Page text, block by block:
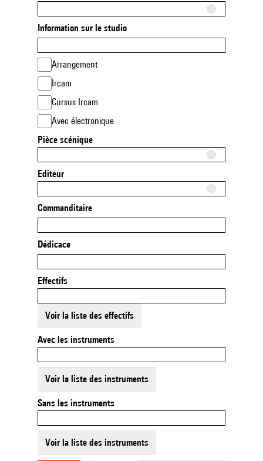
Information sur le studio
Arrangement
Ircam
Cursus Ircam
Avec électronique
Pièce scénique
Editeur
Commanditaire
Dédicace
Effectifs
Voir la liste des effectifs
Avec les instruments
Voir la liste des instruments
Sans les instruments
Voir la liste des instruments